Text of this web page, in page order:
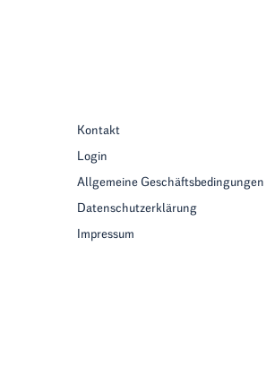
Kontakt
Login
Allgemeine
Datenschutzerklärung
Impressum